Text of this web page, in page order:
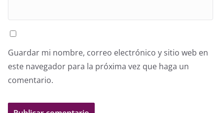
Guardar mi nombre, correo electrónico y sitio web en
este navegador para la próxima vez que haga un
comentario.